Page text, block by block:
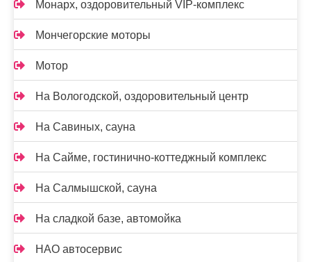
Монарх, оздоровительный VIP-комплекс
Мончегорские моторы
Мотор
На Вологодской, оздоровительный центр
На Савиных, сауна
На Сайме, гостинично-коттеджный комплекс
На Салмышской, сауна
На сладкой базе, автомойка
НАО автосервис